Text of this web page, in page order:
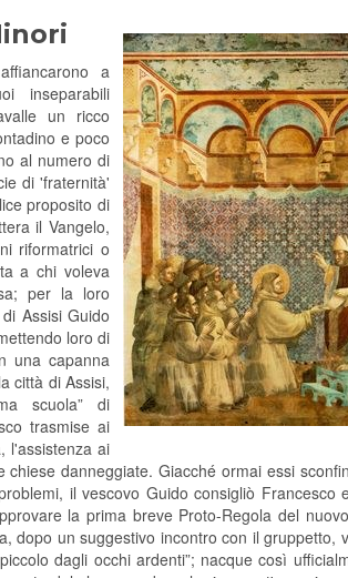
a
inseparabili
un ricco
e poco
al numero di
di 'fraternità'
proposito di
il Vangelo,
riformatrici o
a chi voleva
per la loro
Assisi Guido
loro di
una capanna
città di Assisi,
scuola” di
trasmise ai
l'assistenza ai
danneggiate. Giacché ormai essi
il vescovo Guido consigliò Francesco
la prima breve Proto-Regola del
dopo un suggestivo incontro con il gruppetto,
dagli occhi ardenti”; nacque così